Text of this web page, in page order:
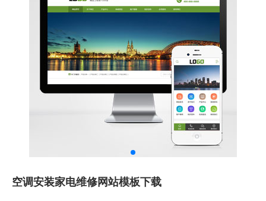
空调安装家电维修网站模板下载